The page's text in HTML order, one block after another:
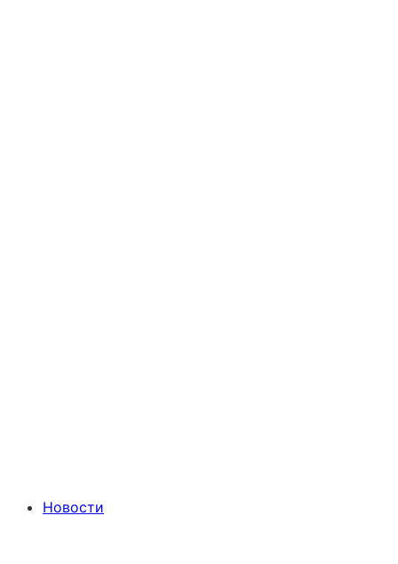
Новости